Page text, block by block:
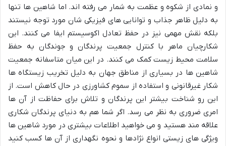
و نمادی از شکوه و عظمت به شمار می رفته اند. اما شاهین ها تنها
به دلیل ظاهر جذاب و توانایی های فیزیکی شان مورد توجه نیستند
بلکه نقش مهمی نیز در حفظ تعادل اکوسیستم ایفا می کنند. این
شکارچیان ماهر با کنترل جمعیت پرندگان و جوندگان به حفظ
سلامت محیط زیست کمک می کنند. در این میان متاسفانه جمعیت
شاهین ها در بسیاری از مناطق جهان به دلیل تخریب زیستگاه ها
شکار غیرقانونی و استفاده از سموم کشاورزی در حال کاهش است. از
این رو شناخت بیشتر این پرندگان و تلاش برای حفاظت از آن ها
امری ضروری به نظر می رسد. اگر شما هم به دنیای پرندگان شکاری
علاقه مند هستید و می خواهید اطلاعات بیشتری در مورد شاهین ها
ویژگی های زیستی انواع نژادها و نحوه نگهداری از آن ها کسب کنید